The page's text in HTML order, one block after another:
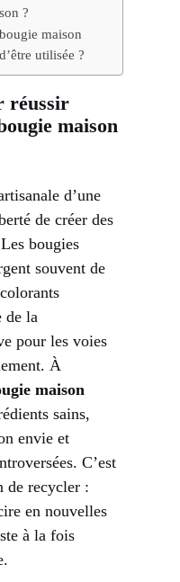
?
maison
utilisée ?
réussir
maison
d’une
de créer des
bougies
souvent de
de la
pour les voies
À
maison
sains,
envie et
C’est
de recycler :
en nouvelles
à la fois